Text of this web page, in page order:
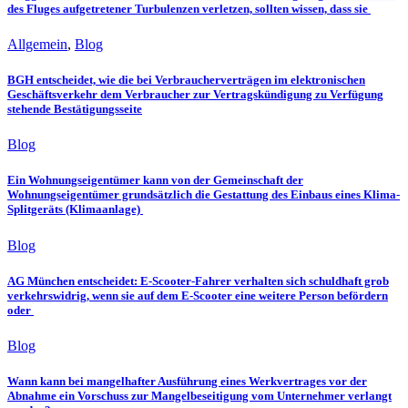
des Fluges aufgetretener Turbulenzen verletzen, sollten wissen, dass sie
Allgemein, Blog
BGH entscheidet, wie die bei Verbraucherverträgen im elektronischen
Geschäftsverkehr dem Verbraucher zur Vertragskündigung zu Verfügung
stehende Bestätigungsseite
Blog
Ein Wohnungseigentümer kann von der Gemeinschaft der
Wohnungseigentümer grundsätzlich die Gestattung des Einbaus eines Klima-
Splitgeräts (Klimaanlage)
Blog
AG München entscheidet: E-Scooter-Fahrer verhalten sich schuldhaft grob
verkehrswidrig, wenn sie auf dem E-Scooter eine weitere Person befördern
oder
Blog
Wann kann bei mangelhafter Ausführung eines Werkvertrages vor der
Abnahme ein Vorschuss zur Mangelbeseitigung vom Unternehmer verlangt